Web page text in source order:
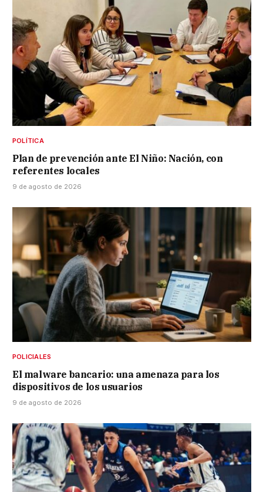
POLÍTICA
Plan de prevención ante El Niño: Nación, con
referentes locales
9 de agosto de 2026
POLICIALES
El malware bancario: una amenaza para los
dispositivos de los usuarios
9 de agosto de 2026